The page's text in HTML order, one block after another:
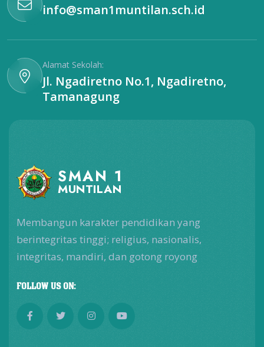
info@sman1muntilan.sch.id
Alamat Sekolah:
Jl. Ngadiretno No.1, Ngadiretno,
Tamanagung
SMAN 1
MUNTILAN
Membangun karakter pendidikan yang
berintegritas tinggi; religius, nasionalis,
integritas, mandiri, dan gotong royong
FOLLOW US ON: